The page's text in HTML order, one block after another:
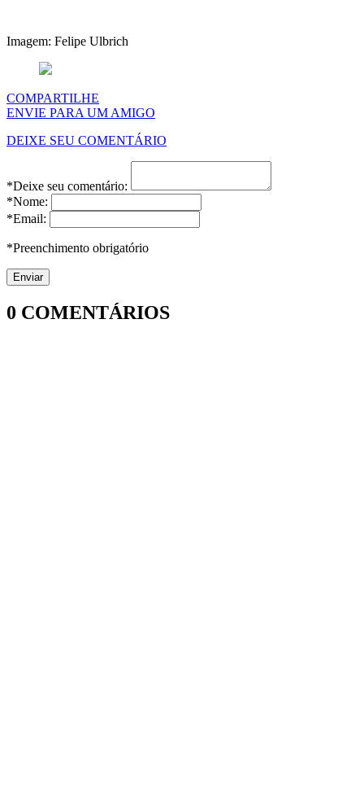
Imagem: Felipe Ulbrich
COMPARTILHE
ENVIE PARA UM AMIGO
DEIXE SEU COMENTÁRIO
*Deixe seu comentário:
*Nome:
*Email:
*Preenchimento obrigatório
0 COMENTÁRIOS